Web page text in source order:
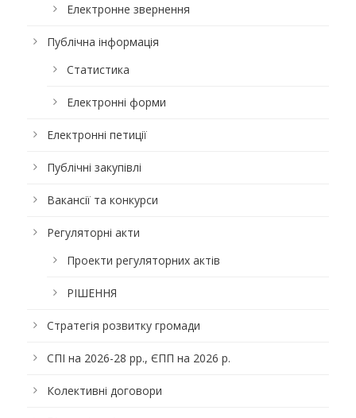
Електронне звернення
Публічна інформація
Статистика
Електронні форми
Електронні петиції
Публічні закупівлі
Вакансії та конкурси
Регуляторні акти
Проекти регуляторних актів
РІШЕННЯ
Стратегія розвитку громади
СПІ на 2026-28 рр., ЄПП на 2026 р.
Колективні договори